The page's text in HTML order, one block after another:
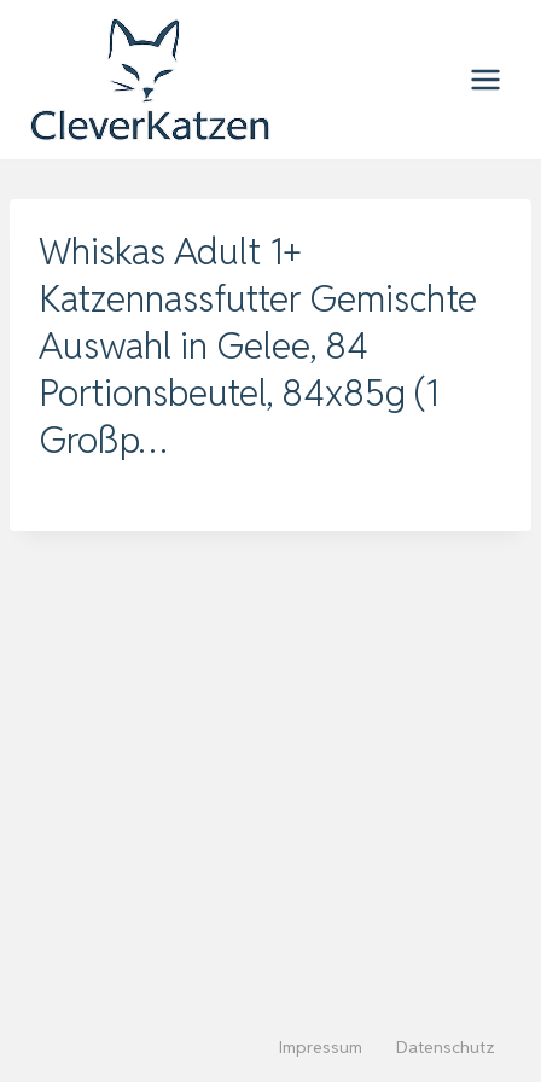
Whiskas Adult 1+
Katzennassfutter Gemischte
Auswahl in Gelee, 84
Portionsbeutel, 84x85g (1
Großp…
Impressum Datenschutz